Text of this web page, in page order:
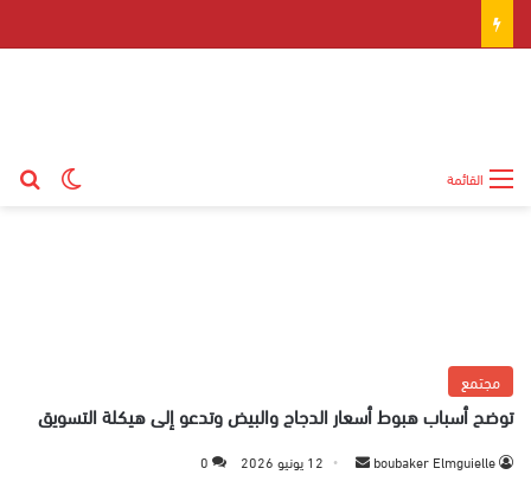
القائمة
مجتمع
توضح أسباب هبوط أسعار الدجاج والبيض وتدعو إلى هيكلة التسويق
boubaker Elmguielle 12 يونيو 2026 0